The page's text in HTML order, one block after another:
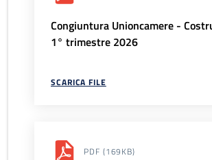
Congiuntura Unioncamere -
1° trimestre 2026
SCARICA FILE
PDF (169KB)